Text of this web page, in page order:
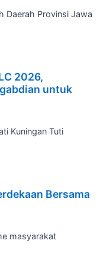
Daerah Provinsi Jawa
2026,
untuk
Kuningan Tuti
Bersama
masyarakat